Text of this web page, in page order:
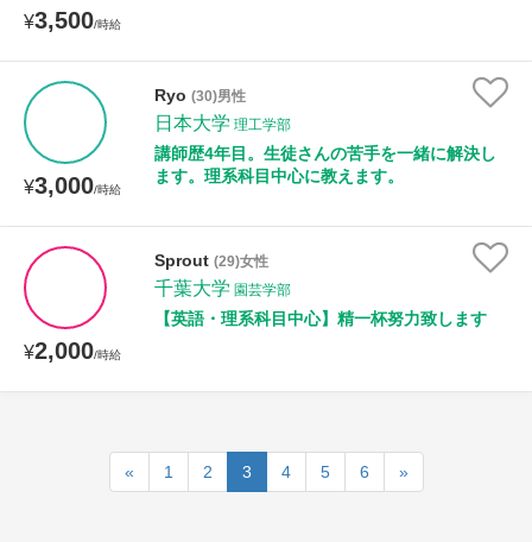
¥3,500/時給
¥3,000/時給
Ryo (30)男性
日本大学 理工学部
講師歴4年目。生徒さんの苦手を一緒に解決し
ます。理系科目中心に教えます。
¥2,000/時給
Sprout (29)女性
千葉大学 園芸学部
【英語・理系科目中心】精一杯努力致します
« 1 2 3 4 5 6 »